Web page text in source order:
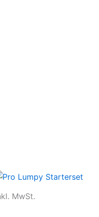
MwSt.